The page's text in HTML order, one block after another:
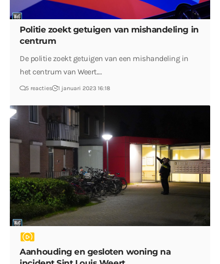
Politie zoekt getuigen van mishandeling in
centrum
De politie zoekt getuigen van een mishandeling in
het centrum van Weert.…
5 reacties 1 januari 2023 16:18
Aanhouding en gesloten woning na